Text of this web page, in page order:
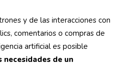
y de las interacciones con
comentarios o compras de
artificial es posible
de un